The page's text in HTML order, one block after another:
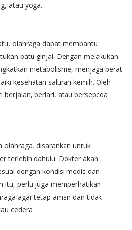
atau yoga.
olahraga dapat membantu
batu ginjal. Dengan melakukan
metabolisme, menjaga berat
kesehatan saluran kemih. Oleh
berjalan, berlari, atau bersepeda
olahraga, disarankan untuk
terlebih dahulu. Dokter akan
dengan kondisi medis dan
itu, perlu juga memperhatikan
agar tetap aman dan tidak
cedera.